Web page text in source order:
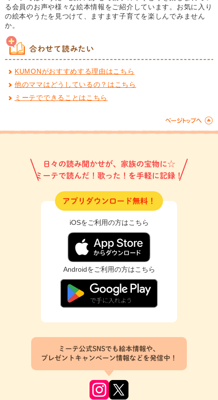
る会員のお声や様々な絵本情報をご紹介しています。お気に入り
の絵本やうたを見つけて、ますます子育てを楽しんでみません
か。
合わせて読みたい
KUMONがおすすめする理由はこちら
他のママはどうしているの？はこちら
ミーテでできることはこちら
日々の読み聞かせが、家族の宝物に☆
ミーテで読んだ！歌った！を手軽に記録！
アプリダウンロード無料！
iOSをご利用の方はこちら
Androidをご利用の方はこちら
ミーテ公式SNSでも絵本情報や、
プレゼントキャンペーン情報などを発信中！